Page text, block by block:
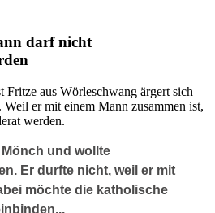
darf nicht
aus Wörleschwang ärgert sich
er mit einem Mann zusammen ist,
werden.
und wollte
Er durfte nicht, weil er mit
möchte die katholische